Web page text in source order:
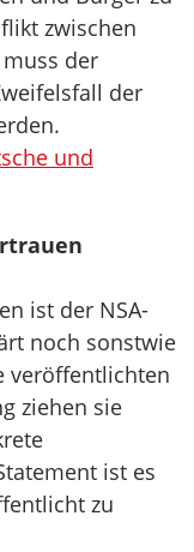
zwischen
der
der
und
ist der NSA-
noch sonstwie
veröffentlichten
ziehen sie
ist es
zu